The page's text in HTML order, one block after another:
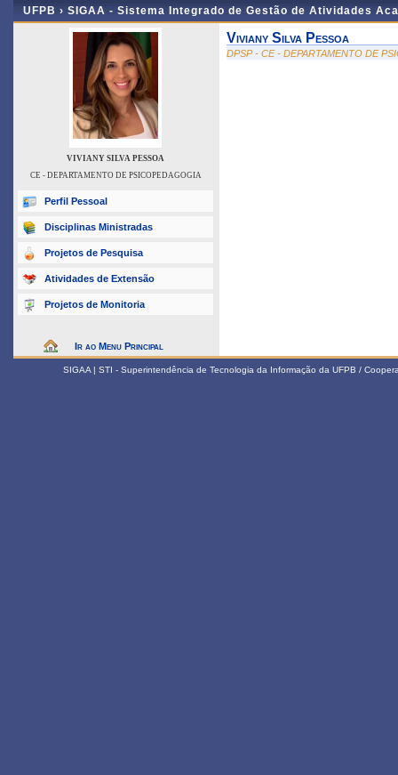
UFPB › SIGAA - Sistema Integrado de Gestão de Atividades
VIVIANY SILVA PESSOA
CE - DEPARTAMENTO DE PSICOPEDAGOGIA
Perfil Pessoal
Disciplinas Ministradas
Projetos de Pesquisa
Atividades de Extensão
Projetos de Monitoria
Ir ao Menu Principal
Viviany Silva Pessoa
DPSP - CE - DEPARTAMENTO DE
SIGAA | STI - Superintendência de Tecnologia da Informação da UFPB /